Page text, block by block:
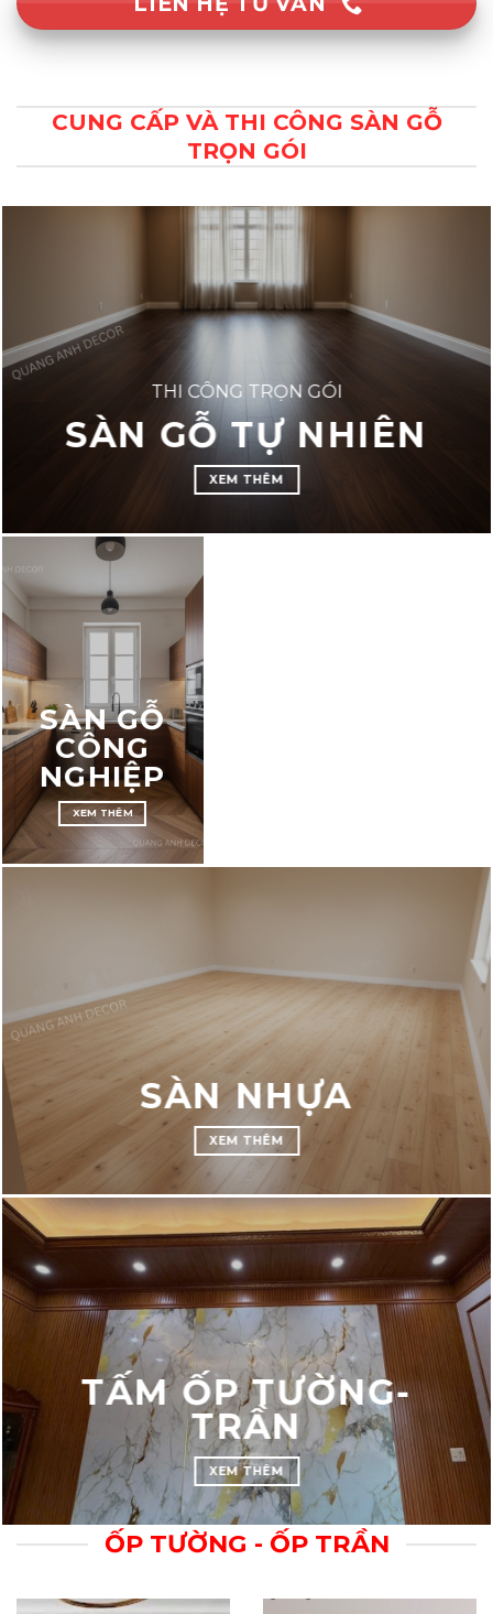
LIÊN HỆ TƯ VẤN
CUNG CẤP VÀ THI CÔNG SÀN GỖ
TRỌN GÓI
SÀN GỖ TỰ NHIÊN
SÀN GỖ
CÔNG
SÀN NHỰA
XEM THÊM
TẤM ỐP TƯỜNG-
TRẦN